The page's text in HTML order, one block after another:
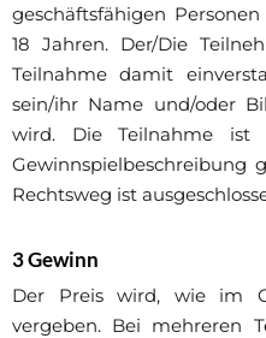
geschäftsfähigen
18 Jahren. Der/Die
Teilnahme damit
sein/ihr Name und/oder
wird. Die Teilnahme
Gewinnspielbeschreibung
Rechtsweg ist
3 Gewinn
Der Preis wird, wie im
vergeben. Bei mehreren